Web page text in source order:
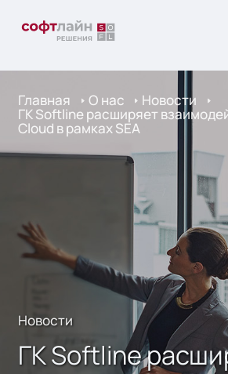
Главная О нас Новости
ГК Softline расширяет
Cloud в рамках SEA
Новости
ГК Softline